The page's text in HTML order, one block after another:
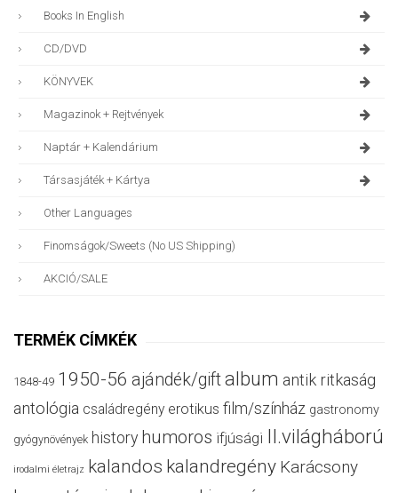
Books In English
CD/DVD
KÖNYVEK
Magazinok + Rejtvények
Naptár + Kalendárium
Társasjáték + Kártya
Other Languages
Finomságok/sweets (no US Shipping)
AKCIÓ/SALE
TERMÉK CÍMKÉK
1848-49 1950-56 ajándék/giftalbum antik ritkaság
antológia családregény erotikus film/színház gastronomy
gyógynövények history humoros ifjúsági II.világháború
irodalmi életrajz kalandos kalandregény Karácsony